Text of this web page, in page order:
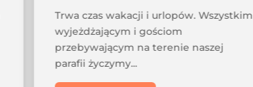
Trwa czas wakacji i urlopów. Wszystkim
wyjeżdżającym i gościom
przebywającym na terenie naszej
parafii życzymy...